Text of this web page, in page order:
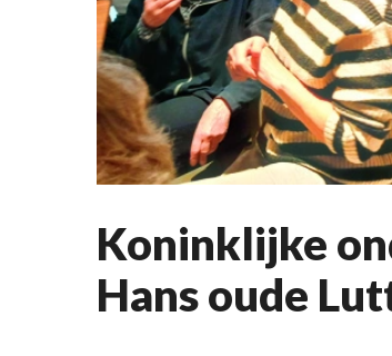
Koninklijke
Hans oude